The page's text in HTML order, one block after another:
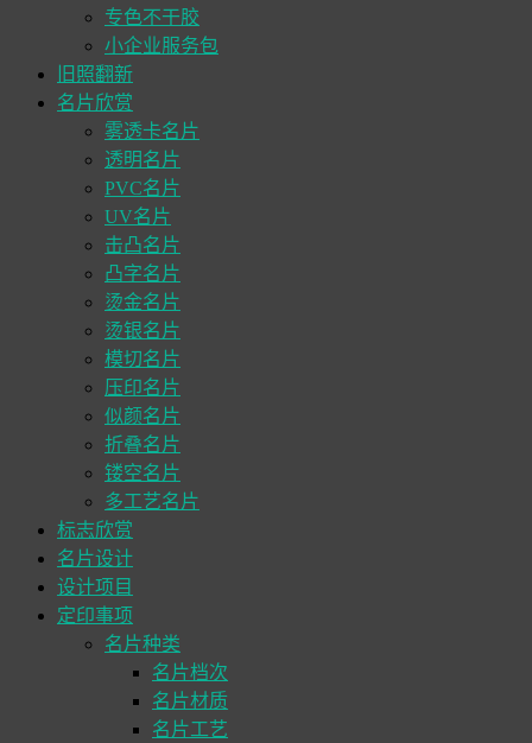
专色不干胶
小企业服务包
旧照翻新
名片欣赏
雾透卡名片
透明名片
PVC名片
UV名片
击凸名片
凸字名片
烫金名片
烫银名片
模切名片
压印名片
似颜名片
折叠名片
镂空名片
多工艺名片
标志欣赏
名片设计
设计项目
定印事项
名片种类
名片档次
名片材质
名片工艺